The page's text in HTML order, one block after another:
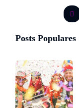
Posts Populares